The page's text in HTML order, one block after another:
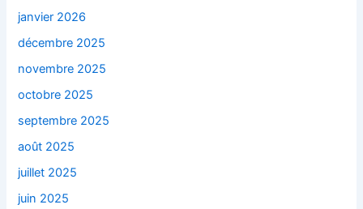
janvier 2026
décembre 2025
novembre 2025
octobre 2025
septembre 2025
août 2025
juillet 2025
juin 2025